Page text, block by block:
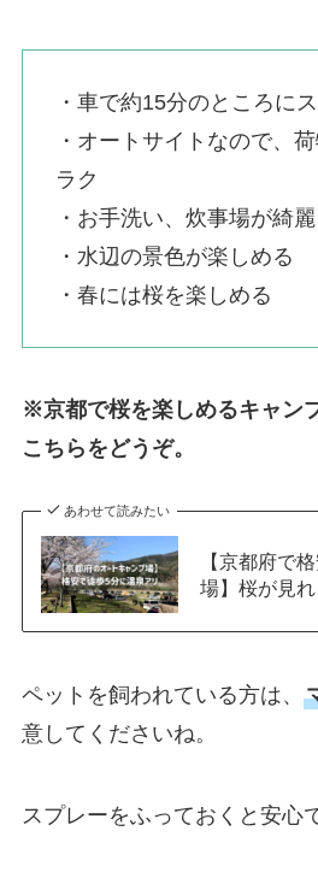
・車で約15分のところに
・オートサイトなので、
ラク
・お手洗い、炊事場が綺麗
・水辺の景色が楽しめる
・春には桜を楽しめる
※京都で桜を楽しめるキャン
こちらをどうぞ。
あわせて読みたい
【京都府で
場】桜が見
ペットを飼われている方は、
意してくださいね。
スプレーをふっておくと安心